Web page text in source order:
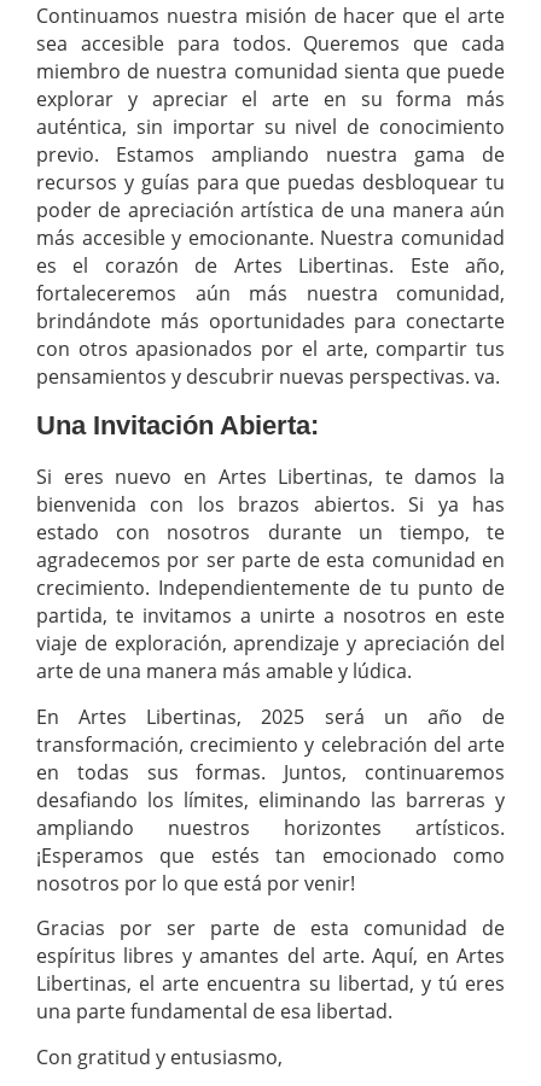
Continuamos nuestra misión de hacer que el arte
sea accesible para todos. Queremos que cada
miembro de nuestra comunidad sienta que puede
explorar y apreciar el arte en su forma más
auténtica, sin importar su nivel de conocimiento
previo. Estamos ampliando nuestra gama de
recursos y guías para que puedas desbloquear tu
poder de apreciación artística de una manera aún
más accesible y emocionante. Nuestra comunidad
es el corazón de Artes Libertinas. Este año,
fortaleceremos aún más nuestra comunidad,
brindándote más oportunidades para conectarte
con otros apasionados por el arte, compartir tus
pensamientos y descubrir nuevas perspectivas. va.
Una Invitación Abierta:
Si eres nuevo en Artes Libertinas, te damos la
bienvenida con los brazos abiertos. Si ya has
estado con nosotros durante un tiempo, te
agradecemos por ser parte de esta comunidad en
crecimiento. Independientemente de tu punto de
partida, te invitamos a unirte a nosotros en este
viaje de exploración, aprendizaje y apreciación del
arte de una manera más amable y lúdica.
En Artes Libertinas, 2025 será un año de
transformación, crecimiento y celebración del arte
en todas sus formas. Juntos, continuaremos
desafiando los límites, eliminando las barreras y
ampliando nuestros horizontes artísticos.
¡Esperamos que estés tan emocionado como
nosotros por lo que está por venir!
Gracias por ser parte de esta comunidad de
espíritus libres y amantes del arte. Aquí, en Artes
Libertinas, el arte encuentra su libertad, y tú eres
una parte fundamental de esa libertad.
Con gratitud y entusiasmo,